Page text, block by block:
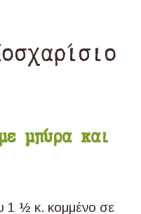
μπύρα και
1 ½ κ. κομμένο σε